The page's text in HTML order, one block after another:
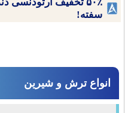
سفته!
انواع ترش و شیرین